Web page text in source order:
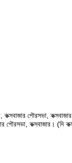
কক্সবাজার পৌরসভা,
পৌরসভা, কক্সবাজার। (দি